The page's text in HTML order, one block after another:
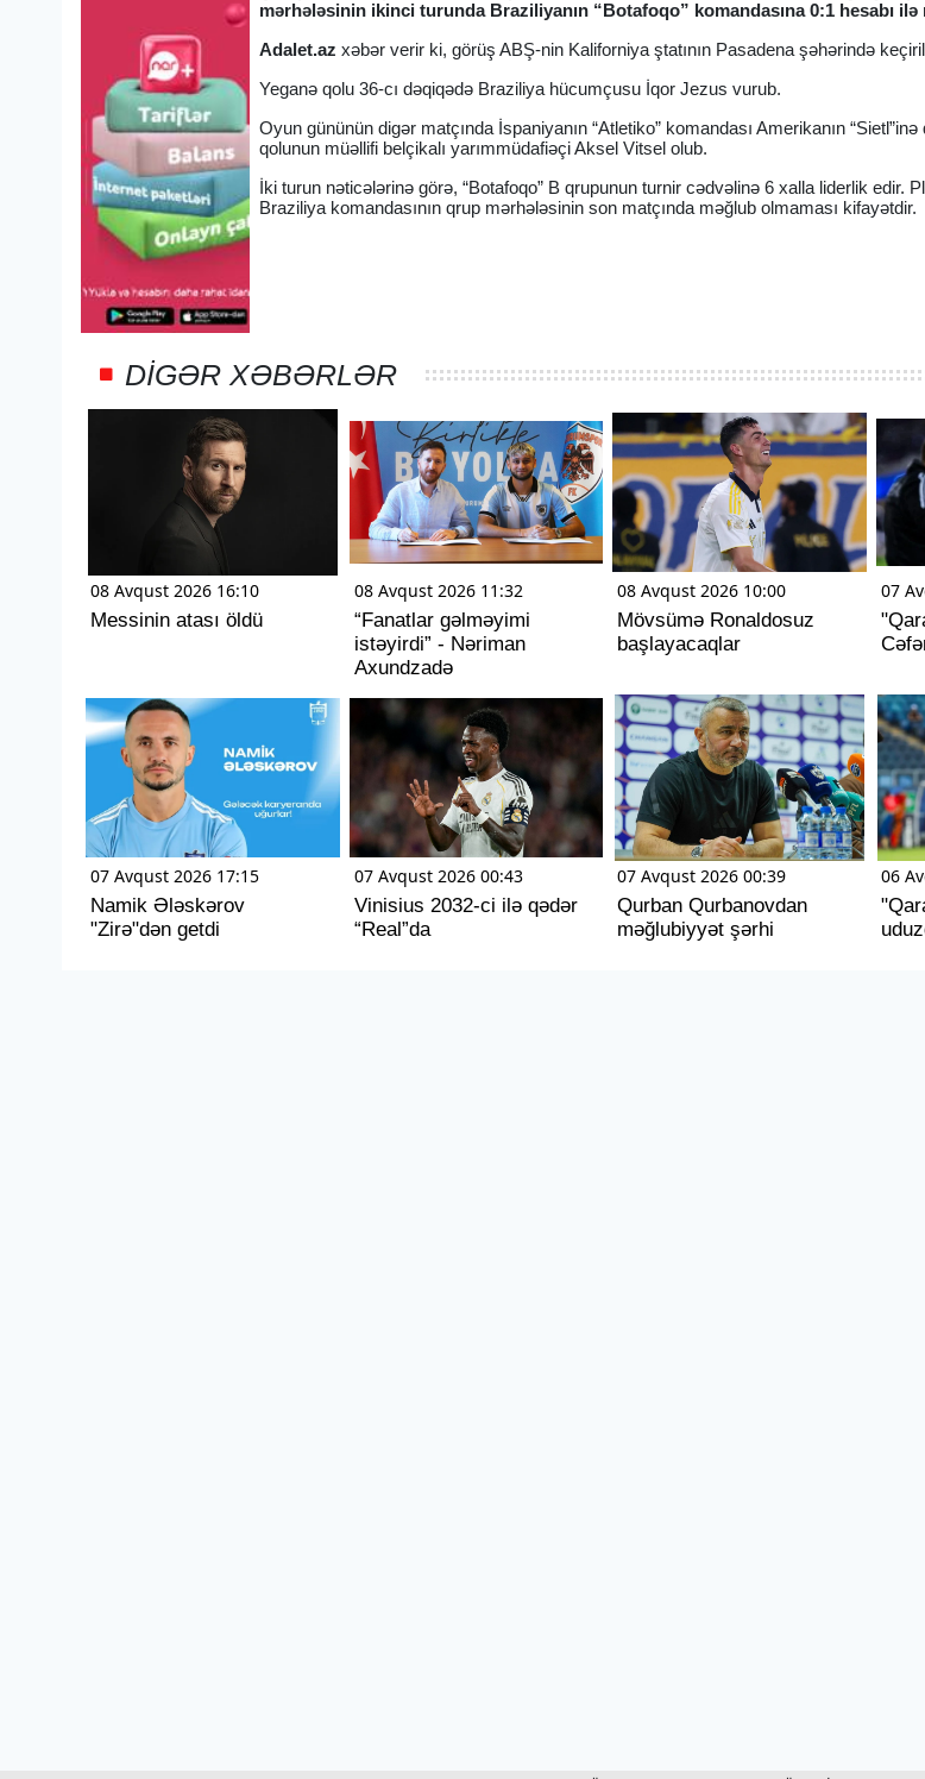
mərhələsinin ikinci turunda Braziliyanın “Botafoqo” komandasına 0:1 hesabı
Adalet.azxəbər verir ki, görüş ABŞ-nin Kaliforniya ştatının Pasadena şəhərində
Yeganə qolu 36-cı dəqiqədə Braziliya hücumçusu İqor Jezus vurub.
Oyun gününün digər matçında İspaniyanın “Atletiko” komandası Amerikanın
qolunun müəllifi belçikalı yarımmüdafiəçi Aksel Vitsel olub.
İki turun nəticələrinə görə, “Botafoqo” B qrupunun turnir cədvəlinə 6 xalla liderlik edir.
Braziliya komandasının qrup mərhələsinin son matçında məğlub olmaması kifayətdir.
DIGƏR XƏBƏRLƏR
08 Avqust 2026 16:10
Messinin atası öldü
08 Avqust 2026 11:32
“Fanatlar gəlməyimi
istəyirdi” - Nəriman
Axundzadə
08 Avqust 2026 10:00
Mövsümə Ronaldosuz
başlayacaqlar
07
07 Avqust 2026 17:15
Namik Ələskərov
"Zirə"dən getdi
07 Avqust 2026 00:43
Vinisius 2032-ci ilə qədər
“Real”da
07 Avqust 2026 00:39
Qurban Qurbanovdan
məğlubiyyət şərhi
06